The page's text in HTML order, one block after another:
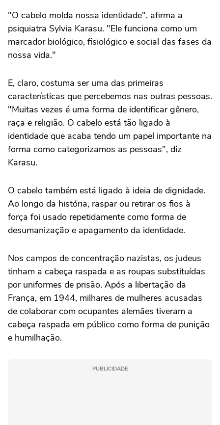
"O cabelo molda nossa identidade", afirma a
psiquiatra Sylvia Karasu. "Ele funciona como um
marcador biológico, fisiológico e social das fases da
nossa vida."
E, claro, costuma ser uma das primeiras
características que percebemos nas outras pessoas.
"Muitas vezes é uma forma de identificar gênero,
raça e religião. O cabelo está tão ligado à
identidade que acaba tendo um papel importante na
forma como categorizamos as pessoas", diz
Karasu.
O cabelo também está ligado à ideia de dignidade.
Ao longo da história, raspar ou retirar os fios à
força foi usado repetidamente como forma de
desumanização e apagamento da identidade.
Nos campos de concentração nazistas, os judeus
tinham a cabeça raspada e as roupas substituídas
por uniformes de prisão. Após a libertação da
França, em 1944, milhares de mulheres acusadas
de colaborar com ocupantes alemães tiveram a
cabeça raspada em público como forma de punição
e humilhação.
PUBLICIDADE